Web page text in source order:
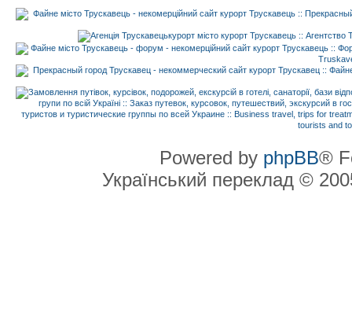
Powered by phpBB®
Український переклад ©